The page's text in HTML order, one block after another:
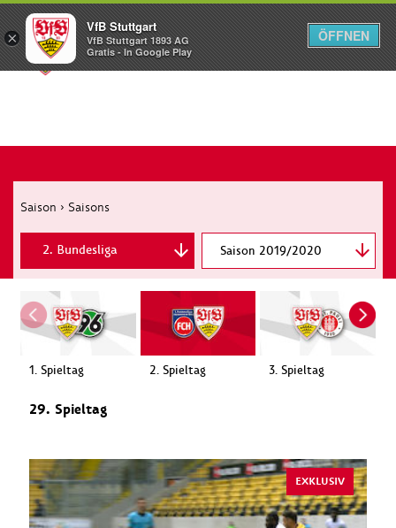
Menü
Saison › Saisons
Saison 2019/2020
2. Bundesliga
DFB-Pokal
1. Spieltag 2. Spieltag 3. Spieltag
29. Spieltag
EXKLUSIV
×
VfB Stuttgart
VfB Stuttgart 1893 AG
Gratis - In Google Play
ÖFFNEN